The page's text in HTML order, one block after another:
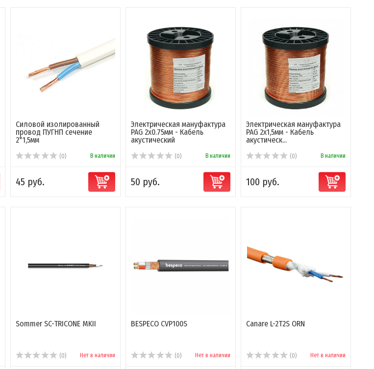
Силовой изолированный
провод ПУГНП сечение
2*1,5мм
(0) В наличии
45 руб.
Электрическая мануфактура
PAG 2x0.75мм - Кабель
акустический
(0) В наличии
50 руб.
Электрическая мануфактура
PAG 2x1,5мм - Кабель
акустическ...
(0) В наличии
100 руб.
Sommer SC-TRICONE MKII
(0) Нет в наличии
BESPECO CVP100S
(0) Нет в наличии
Canare L-2T2S ORN
(0) Нет в наличии